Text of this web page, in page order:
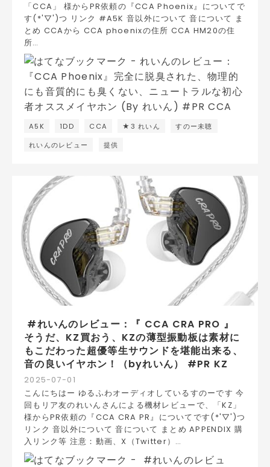
A5K 1DD CCA ★3 れいん
すのー未聴
れいんのレビュー
提供
「CCA」 様からPR依頼の『CCA Phoenix』についてで
す(*'▽')つ リンク #A5K 音以外について 音について ま
とめ CCAから CCA phoenixの住所 CCA HM20の住
所…
2025-07-01
#れいんのレビュー：『 CCA CRA PRO 』
そうだ、KZ買おう、KZの薄型振動板は素材に
もこだわった超優等生サウンドを堪能出来る、
音の良いイヤホン！（byれいん） #PR KZ
こんにちはー ゆるふわオーディオしているすのーです 今
回もリア友のれいんさんによる機材レビューで、「KZ」
様からPR依頼の『CCA CRA PR』についてです(*'▽')つ
リンク 音以外について 音について まとめ APPENDIX 購
入リンク等 注意：動画、X（Twitter）…